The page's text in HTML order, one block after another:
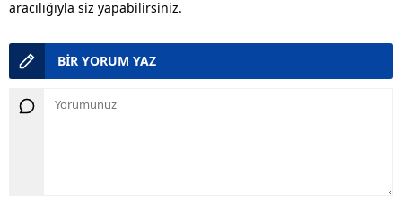
aracılığıyla siz yapabilirsiniz.
BİR YORUM YAZ